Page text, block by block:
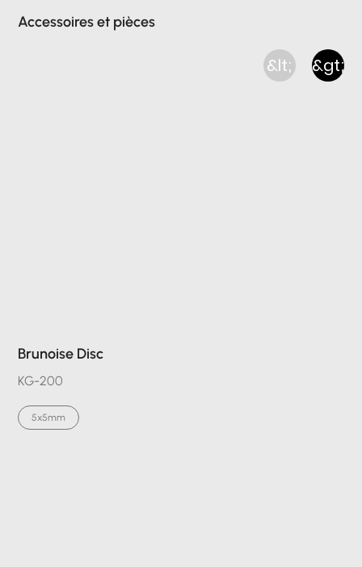
Accessoires et pièces
&lt; &gt;
Brunoise Disc
KG-200
5x5mm